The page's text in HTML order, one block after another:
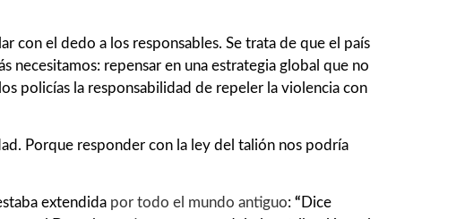
con el dedo a los responsables. Se trata de que el país
necesitamos: repensar en una estrategia global que no
policías la responsabilidad de repeler la violencia con
Porque responder con la ley del talión nos podría
extendida por todo el mundo antiguo: “ Dice